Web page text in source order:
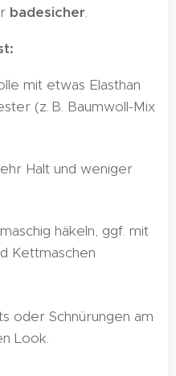
badesicher.
mit etwas Elasthan
(z. B. Baumwoll-Mix
Halt und weniger
häkeln, ggf. mit
Kettmaschen
oder Schnürungen am
Look.